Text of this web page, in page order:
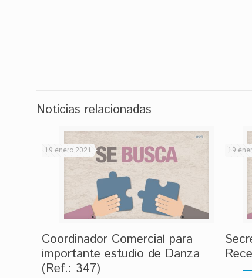
Noticias relacionadas
19 enero 2021
Coordinador Comercial para
importante estudio de Danza
(Ref.: 347)
19